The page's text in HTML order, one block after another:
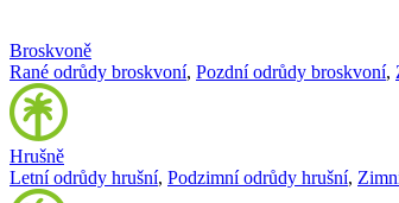
Broskvoně
Rané odrůdy broskvoní, Pozdní odrůdy broskvoní,
Hrušně
Letní odrůdy hrušní, Podzimní odrůdy hrušní,